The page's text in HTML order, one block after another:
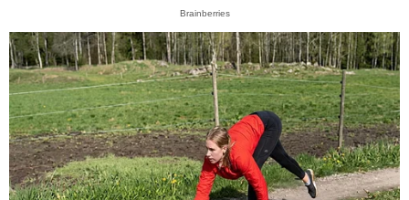
Brainberries